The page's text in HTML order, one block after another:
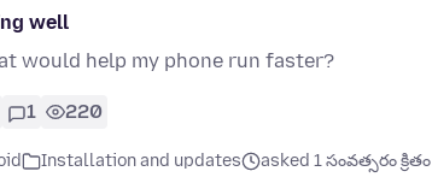
well
would help my phone run faster?
1 220
Installation and updates asked 1 సంవత్సరం క్రితం